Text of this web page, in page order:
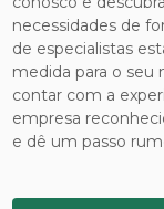
necessidades de
de especialistas
medida para o seu
contar com a
empresa
e dê um passo